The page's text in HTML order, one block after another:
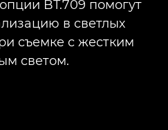
BT.709 помогут
в светлых
съемке с жестким
светом.